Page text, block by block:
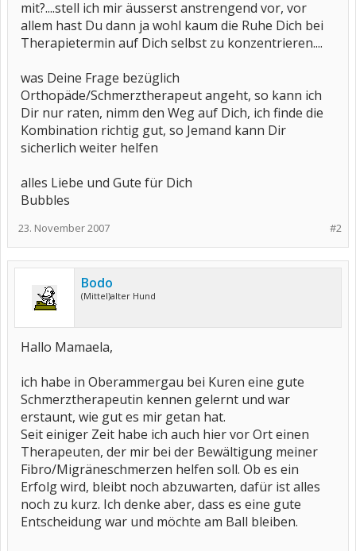
mit?....stell ich mir äusserst anstrengend vor, vor
allem hast Du dann ja wohl kaum die Ruhe Dich bei
Therapietermin auf Dich selbst zu konzentrieren....
was Deine Frage bezüglich
Orthopäde/Schmerztherapeut angeht, so kann ich
Dir nur raten, nimm den Weg auf Dich, ich finde die
Kombination richtig gut, so Jemand kann Dir
sicherlich weiter helfen
alles Liebe und Gute für Dich
Bubbles
#2
23. November 2007
Bodo
(Mittel)alter Hund
Hallo Mamaela,
ich habe in Oberammergau bei Kuren eine gute
Schmerztherapeutin kennen gelernt und war
erstaunt, wie gut es mir getan hat.
Seit einiger Zeit habe ich auch hier vor Ort einen
Therapeuten, der mir bei der Bewältigung meiner
Fibro/Migräneschmerzen helfen soll. Ob es ein
Erfolg wird, bleibt noch abzuwarten, dafür ist alles
noch zu kurz. Ich denke aber, dass es eine gute
Entscheidung war und möchte am Ball bleiben.